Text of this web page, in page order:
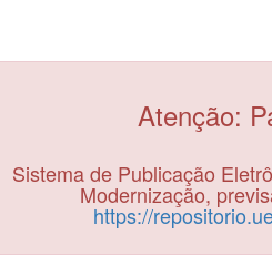
Atenção:
Sistema de Publicação
Modernização,
https://